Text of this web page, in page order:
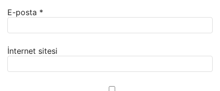
E-posta *
İnternet sitesi